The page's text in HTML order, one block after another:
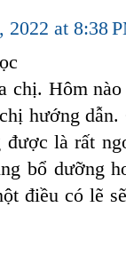
2022 at 8:38
chị. Hôm
hướng
được là rất
bổ dưỡng
điều có lẽ